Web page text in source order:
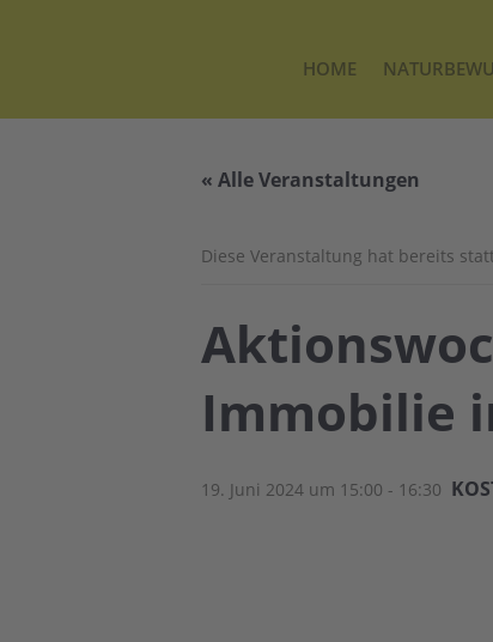
HOME
« Alle Veranstaltungen
Diese Veranstaltung hat bereits
Immobilie
19. Juni 2024 um 15:00 - 16:30